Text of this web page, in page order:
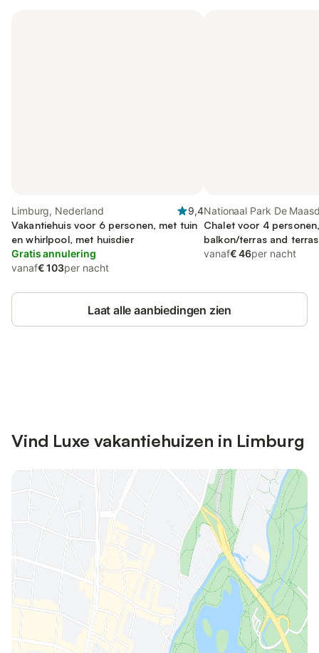
Limburg, Nederland
9,4
Vakantiehuis voor 6 personen, met tuin
en whirlpool, met huisdier
Gratis annulering
vanaf€ 103per nacht
Nationaal Park De
Limburg
Chalet voor 4
balkon/terras and
uitzicht op het meer
vanaf€ 46per nacht
Laat alle aanbiedingen zien
Vind Luxe vakantiehuizen in Limburg